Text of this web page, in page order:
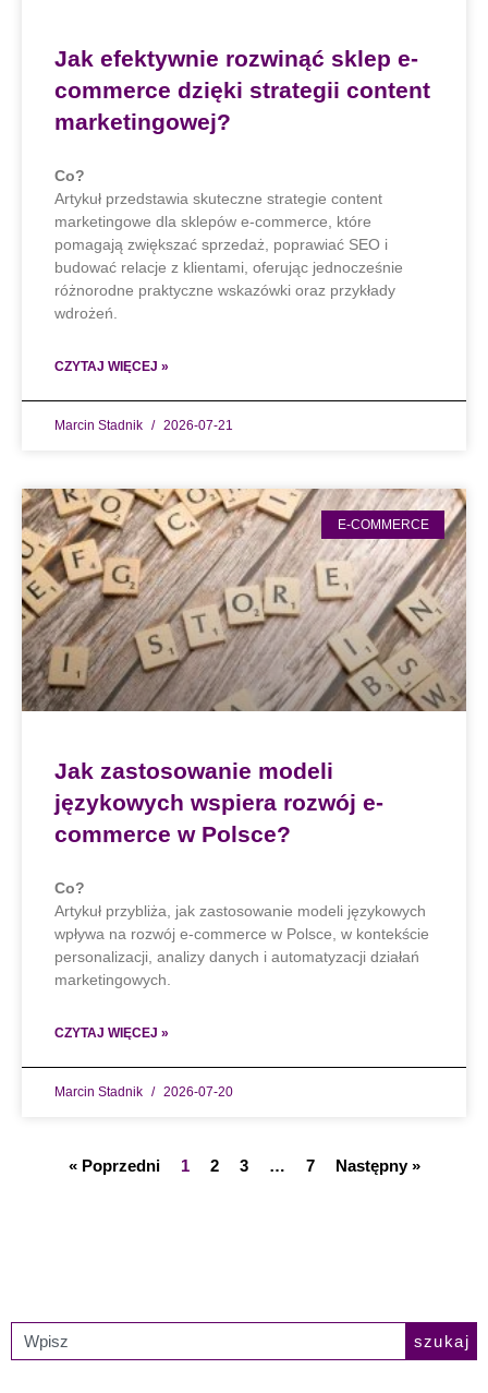
Jak efektywnie rozwinąć sklep e-
commerce dzięki strategii content
marketingowej?
Co?
Artykuł przedstawia skuteczne strategie content
marketingowe dla sklepów e-commerce, które
pomagają zwiększać sprzedaż, poprawiać SEO i
budować relacje z klientami, oferując jednocześnie
różnorodne praktyczne wskazówki oraz przykłady
wdrożeń.
CZYTAJ WIĘCEJ »
Marcin Stadnik 2026-07-21
E-COMMERCE
Jak zastosowanie modeli
językowych wspiera rozwój e-
commerce w Polsce?
Co?
Artykuł przybliża, jak zastosowanie modeli językowych
wpływa na rozwój e-commerce w Polsce, w kontekście
personalizacji, analizy danych i automatyzacji działań
marketingowych.
CZYTAJ WIĘCEJ »
Marcin Stadnik 2026-07-20
« Poprzedni 1 2 3 … 7 Następny »
szukaj